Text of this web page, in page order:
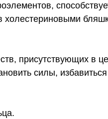
холестериновыми
присутствующих в
силы,